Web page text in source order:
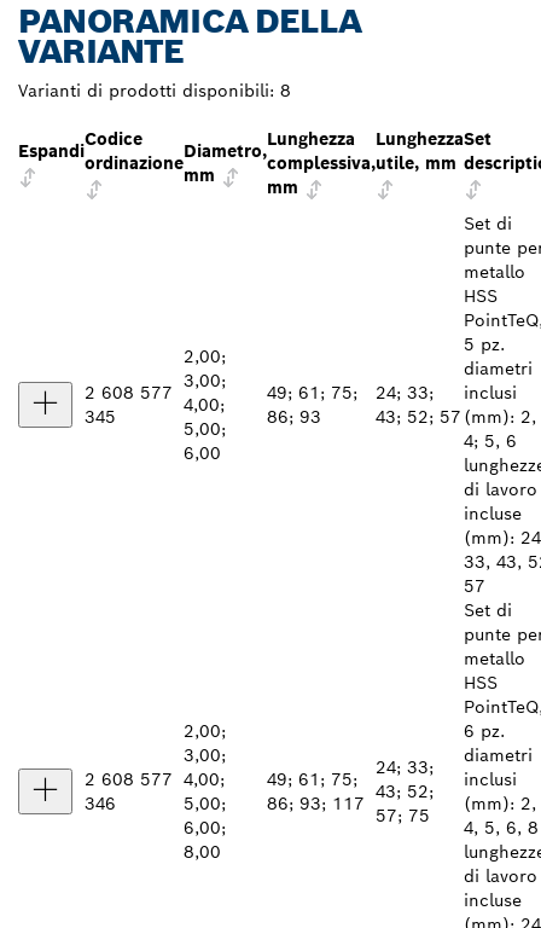
PANORAMICA DELLA
VARIANTE
Varianti di prodotti disponibili: 8
Espandi
Codice
ordinazione
Diametro,
mm
Lunghezza
complessiva,
mm
Lunghezza
utile, mm
Set
2 608 577
345
2,00;
3,00;
4,00;
5,00;
6,00
49; 61; 75;
86; 93
24; 33;
43; 52; 57
Set di
punte
metallo
HSS
5 pz.
diametri
inclusi
(mm): 2,
4; 5, 6
di lavoro
incluse
(mm):
33, 43,
57
2 608 577
346
2,00;
3,00;
4,00;
5,00;
6,00;
8,00
49; 61; 75;
86; 93; 117
24; 33;
43; 52;
57; 75
Set di
punte
metallo
HSS
6 pz.
diametri
inclusi
(mm): 2,
4, 5, 6, 8
di lavoro
incluse